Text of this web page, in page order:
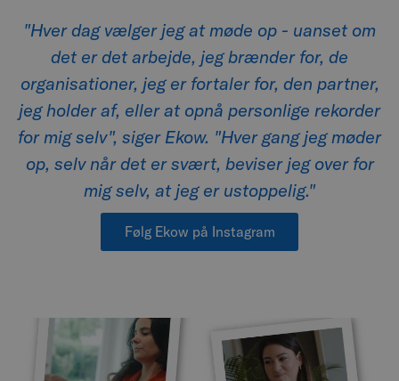
"Hver dag vælger jeg at møde op - uanset om
det er det arbejde, jeg brænder for, de
organisationer, jeg er fortaler for, den partner,
jeg holder af, eller at opnå personlige rekorder
for mig selv", siger Ekow. "Hver gang jeg møder
op, selv når det er svært, beviser jeg over for
mig selv, at jeg er ustoppelig."
Følg Ekow på Instagram